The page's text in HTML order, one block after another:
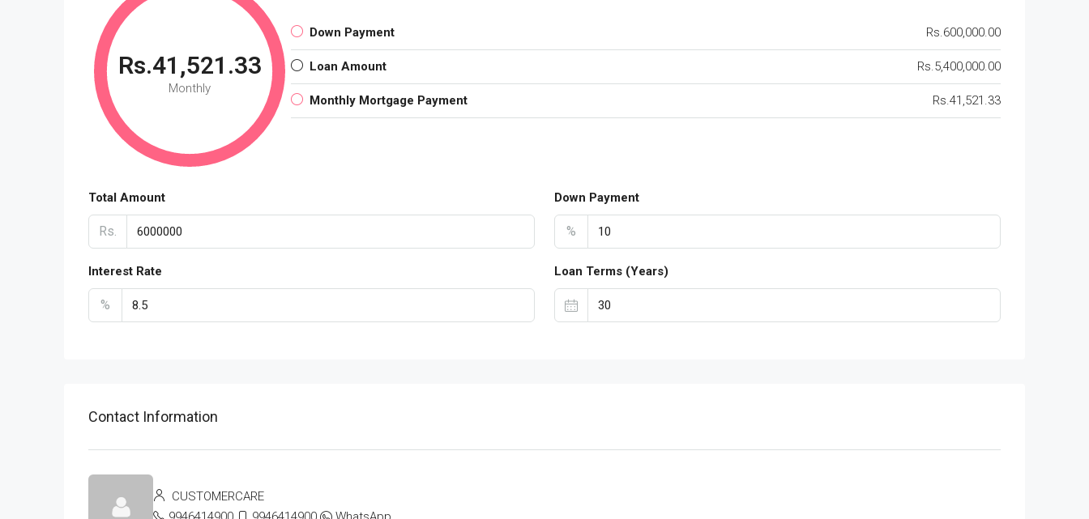
Rs.41,521.33
Monthly
Down Payment Rs.600,000.00
Loan Amount Rs.5,400,000.00
Monthly Mortgage Payment Rs.41,521.33
Total Amount
Rs.
Down Payment
%
Interest Rate
%
Loan Terms (Years)
Contact Information
CUSTOMERCARE